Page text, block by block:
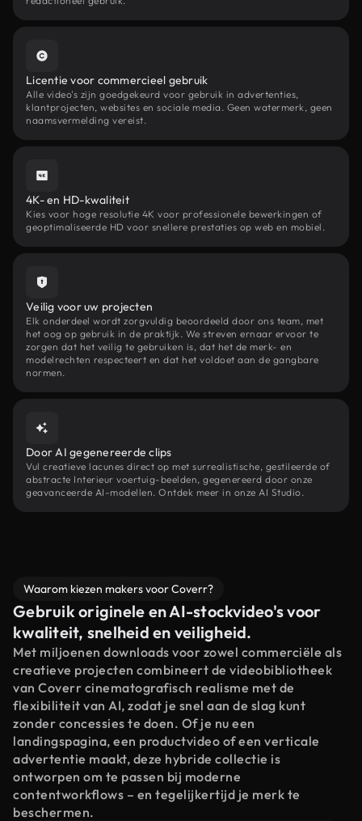
Licentie voor commercieel gebruik
Alle video's zijn goedgekeurd voor gebruik in advertenties,
klantprojecten, websites en sociale media. Geen watermerk, geen
naamsvermelding vereist.
4K- en HD-kwaliteit
Kies voor hoge resolutie 4K voor professionele bewerkingen of
geoptimaliseerde HD voor snellere prestaties op web en mobiel.
Veilig voor uw projecten
Elk onderdeel wordt zorgvuldig beoordeeld door ons team, met
het oog op gebruik in de praktijk. We streven ernaar ervoor te
zorgen dat het veilig te gebruiken is, dat het de merk- en
modelrechten respecteert en dat het voldoet aan de gangbare
normen.
Door AI gegenereerde clips
Vul creatieve lacunes direct op met surrealistische, gestileerde of
abstracte Interieur voertuig-beelden, gegenereerd door onze
geavanceerde AI-modellen. Ontdek meer in onze AI Studio.
Waarom kiezen makers voor Coverr?
Gebruik originele en AI-stockvideo's voor
kwaliteit, snelheid en veiligheid.
Met miljoenen downloads voor zowel commerciële als
creatieve projecten combineert de videobibliotheek
van Coverr cinematografisch realisme met de
flexibiliteit van AI, zodat je snel aan de slag kunt
zonder concessies te doen. Of je nu een
landingspagina, een productvideo of een verticale
advertentie maakt, deze hybride collectie is
ontworpen om te passen bij moderne
contentworkflows – en tegelijkertijd je merk te
beschermen.